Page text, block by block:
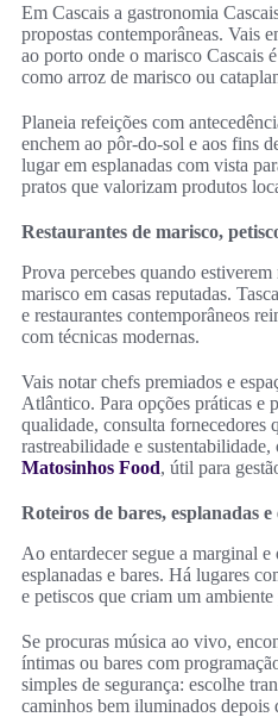
Em Cascais a gastronomia
propostas contemporâneas. Vais
ao porto onde o marisco Cascais
como arroz de marisco ou
Planeia refeições com
enchem ao pôr-do-sol e aos fins
lugar em esplanadas com vista
pratos que valorizam produtos
Restaurantes de marisco,
Prova percebes quando
marisco em casas reputadas.
e restaurantes contemporâneos
com técnicas modernas.
Vais notar chefs premiados e
Atlântico. Para opções práticas e
qualidade, consulta fornecedores
rastreabilidade e
Matosinhos Food, útil para
Roteiros de bares, esplanadas
Ao entardecer segue a marginal
esplanadas e bares. Há lugares
e petiscos que criam um
Se procuras música ao vivo,
íntimas ou bares com
simples de segurança: escolhe
caminhos bem iluminados depois